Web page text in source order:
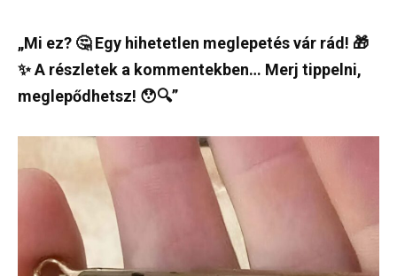
„Mi ez? 🤔 Egy hihetetlen meglepetés vár rád! 🎁
✨ A részletek a kommentekben… Merj tippelni,
meglepődhetsz! 😯🔍”